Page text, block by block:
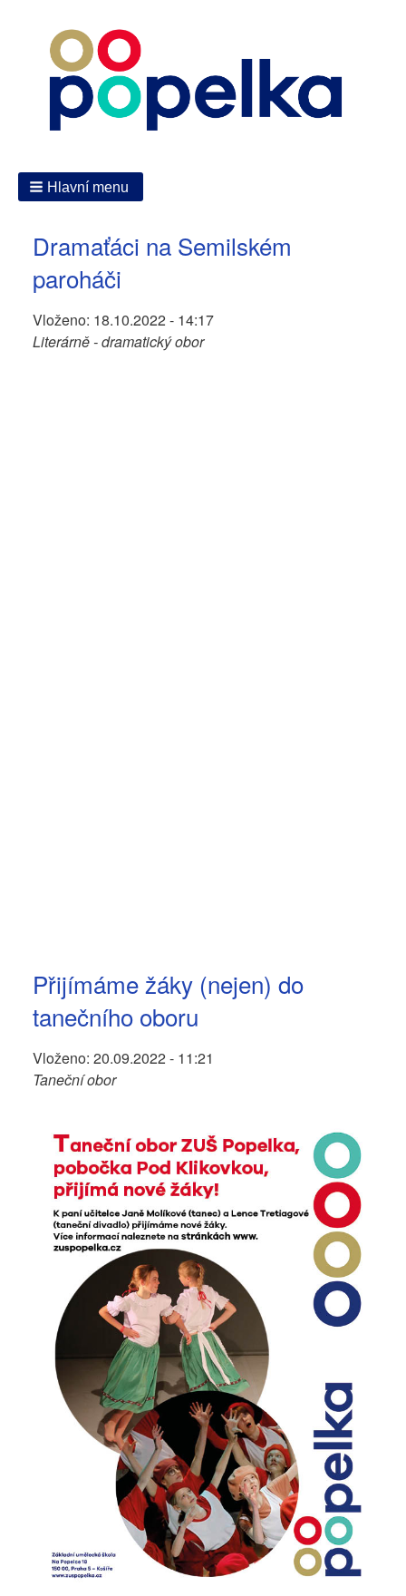
Hlavní menu
Dramaťáci na Semilském
paroháči
Vloženo: 18.10.2022 - 14:17
Literárně - dramatický obor
Přijímáme žáky (nejen) do
tanečního oboru
Vloženo: 20.09.2022 - 11:21
Taneční obor